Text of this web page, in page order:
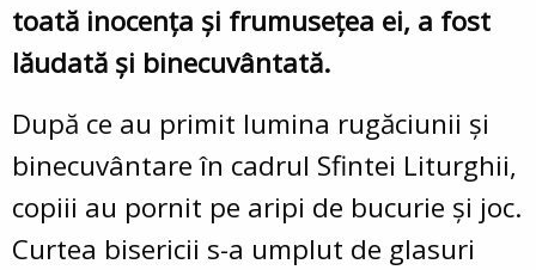
toată inocența și frumusețea ei, a fost
lăudată și binecuvântată.
După ce au primit lumina rugăciunii și
binecuvântare în cadrul Sfintei Liturghii,
copiii au pornit pe aripi de bucurie și joc.
Curtea bisericii s-a umplut de glasuri